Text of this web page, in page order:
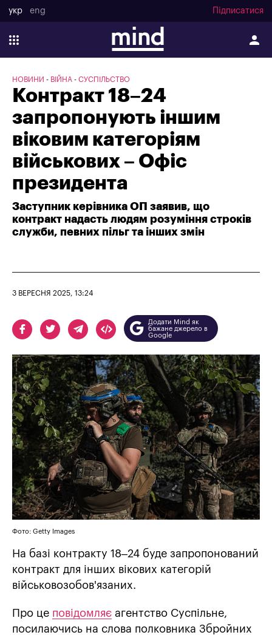
укр eng Підписатися
НОВИНИ ВІЙНА СУСПІЛЬСТВО
Контракт 18–24
запропонують іншим
віковим категоріям
військових – Офіс
президента
Заступник керівника ОП заявив, що
контракт надасть людям розуміння строків
служби, певних пільг та інших змін
3 ВЕРЕСНЯ 2025, 13:24
Додати Mind як
бажане джерело в
Google
Фото: Getty Images
На базі контракту 18–24 буде запропонований
контракт для інших вікових категорій
військовозобов'язаних.
Про це повідомляє агентство Суспільне,
посилаючись на слова полковника Збройних